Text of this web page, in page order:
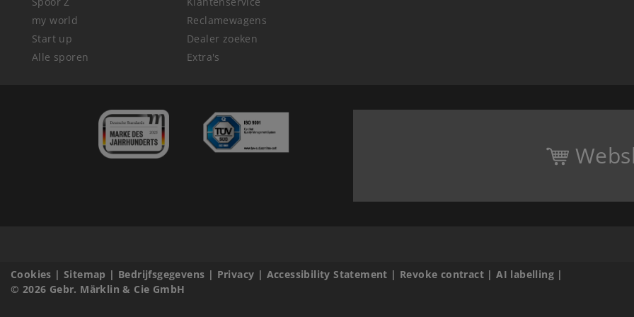
my world
Start up
Alle sporen
Reclamewagens
Dealer zoeken
Extra's
Cookies |Sitemap | Bedrijfsgegevens | Privacy | Accessibility Statement | Revoke contract |AI labelling |
© 2026 Gebr. Märklin & Cie GmbH